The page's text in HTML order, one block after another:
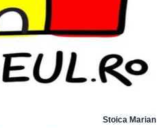
Stoica Marian